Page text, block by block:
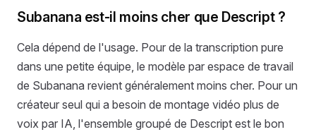
Subanana est-il moins cher que Descript ?
Cela dépend de l'usage. Pour de la transcription pure
dans une petite équipe, le modèle par espace de travail
de Subanana revient généralement moins cher. Pour un
créateur seul qui a besoin de montage vidéo plus de
voix par IA, l'ensemble groupé de Descript est le bon